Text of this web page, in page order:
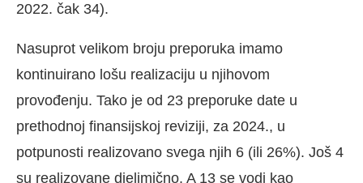
2022. čak 34).
Nasuprot velikom broju preporuka imamo
kontinuirano lošu realizaciju u njihovom
provođenju. Tako je od 23 preporuke date u
prethodnoj finansijskoj reviziji, za 2024., u
potpunosti realizovano svega njih 6 (ili 26%). Još 4
su realizovane djelimično. A 13 se vodi kao